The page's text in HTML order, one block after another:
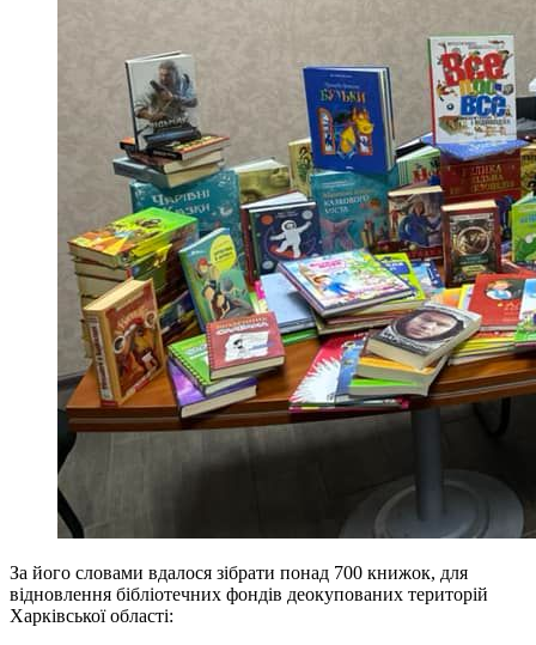
За його словами вдалося зібрати понад 700 книжок, для
відновлення бібліотечних фондів деокупованих територій
Харківської області: